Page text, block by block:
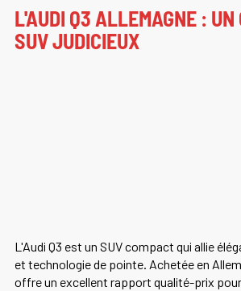
L'AUDI Q3 ALLEMAGNE : UN
SUV JUDICIEUX
L'Audi Q3 est un SUV compact qui allie
et technologie de pointe. Achetée en
offre un excellent rapport qualité-prix